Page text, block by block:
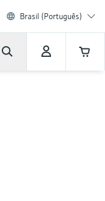
Brasil (Português)